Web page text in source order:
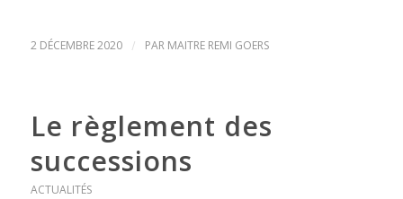
2 DÉCEMBRE 2020 / PAR MAITRE REMI GOERS
Le règlement des
successions
ACTUALITÉS